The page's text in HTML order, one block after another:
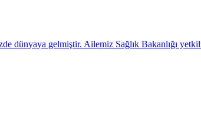
dünyaya gelmiştir. Ailemiz Sağlık Bakanlığı